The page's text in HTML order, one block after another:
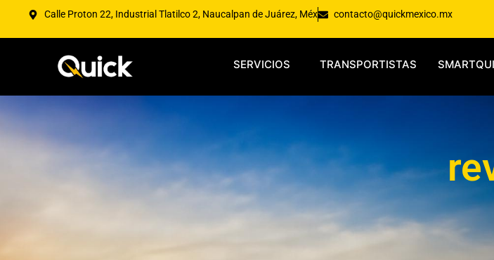
Calle Proton 22, Industrial Tlatilco 2, Naucalpan de Juárez, Méx contacto@quickmexico.mx
SERVICIOS TRANSPORTISTAS